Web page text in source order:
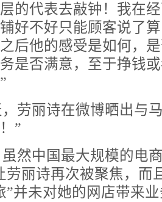
的代表去敲钟！我在
好不好只能顾客说了
后他的感受是如何，
是否满意，至于挣钱
丽诗在微博晒出与马
”
中国最大规模的电商
劳丽诗再次被聚焦，而
”并未对她的网店带来